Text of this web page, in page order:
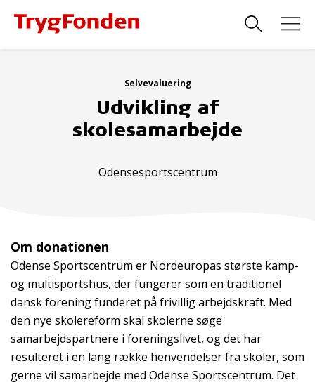
Selvevaluering
Udvikling af
skolesamarbejde
Odensesportscentrum
Om donationen
Odense Sportscentrum er Nordeuropas største kamp-
og multisportshus, der fungerer som en traditionel
dansk forening funderet på frivillig arbejdskraft. Med
den nye skolereform skal skolerne søge
samarbejdspartnere i foreningslivet, og det har
resulteret i en lang række henvendelser fra skoler, som
gerne vil samarbejde med Odense Sportscentrum. Det